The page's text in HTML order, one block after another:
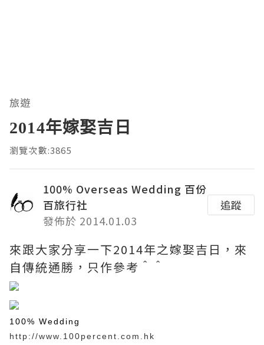
旅遊
2014年嫁娶吉日
瀏覽次數:3865
100% Overseas Wedding 百份
百旅行社
發佈於 2014.01.03
追蹤
來跟大家分享一下2014年之嫁娶吉日，來
自傳統通勝，只作參考＾＾
100% Wedding
http://www.100percent.com.hk